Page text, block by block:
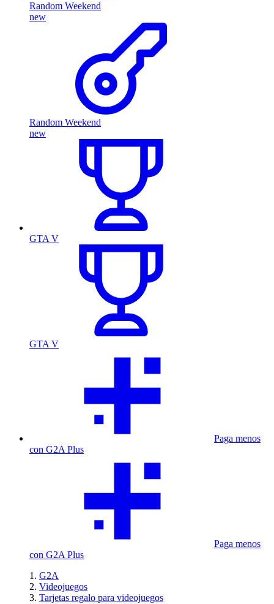
Random Weekend
new
Random Weekend
new
GTA V
GTA V
Paga menos
con G2A Plus
Paga menos
con G2A Plus
G2A
Videojuegos
Tarjetas regalo para videojuegos